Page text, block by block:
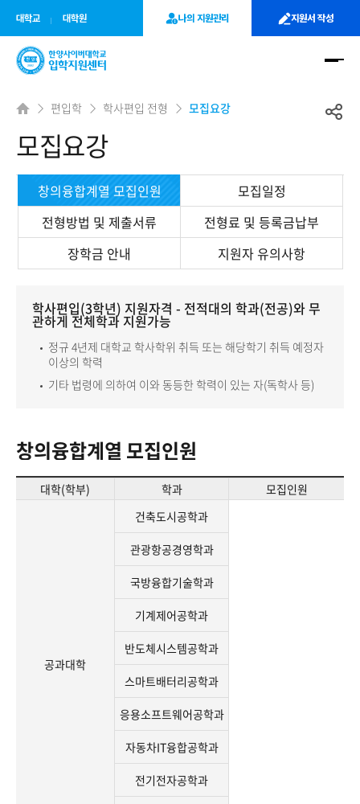
주메뉴 바로가기
본문 바로가기
사이트정보 바로가기
대학교 대학원 나의 지원관리 지원서 작성
모집요강
편입학 학사편입 전형 모집요강
창의융합계열 모집인원
모집일정
전형방법 및 제출서류
전형료 및 등록금납부
장학금 안내
지원자 유의사항
학사편입(3학년) 지원자격 - 전적대의 학과(전공)와 무
관하게 전체학과 지원가능
정규 4년제 대학교 학사학위 취득 또는 해당학기 취득 예정자
이상의 학력
기타 법령에 의하여 이와 동등한 학력이 있는 자(독학사 등)
창의융합계열 모집인원
대학(학부) 학과 모집인원
공과대학
건축도시공학과
관광항공경영학과
국방융합기술학과
기계제어공학과
반도체시스템공학과
스마트배터리공학과
응용소프트웨어공학과
자동차IT융합공학과
전기전자공학과